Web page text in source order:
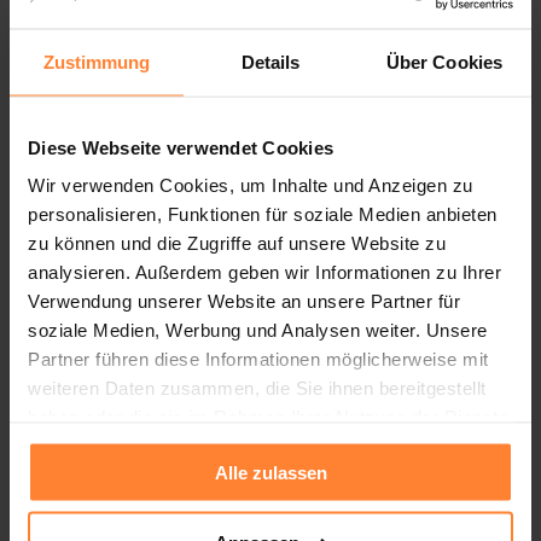
Zustimmung Details Über Cookies
Diese Webseite verwendet Cookies
Wir verwenden Cookies, um Inhalte und Anzeigen zu
personalisieren, Funktionen für soziale Medien anbieten
zu können und die Zugriffe auf unsere Website zu
analysieren. Außerdem geben wir Informationen zu Ihrer
Verwendung unserer Website an unsere Partner für
soziale Medien, Werbung und Analysen weiter. Unsere
Partner führen diese Informationen möglicherweise mit
weiteren Daten zusammen, die Sie ihnen bereitgestellt
gesammelt haben.
Alle zulassen
Wir gestalten ansprechende
Stellenanzeigen,
die nicht übersehen werden –
klar,
zielgruppengerecht und ohne Floskeln.
So
sprechen wir genau die richtigen
Kandidaten
an.